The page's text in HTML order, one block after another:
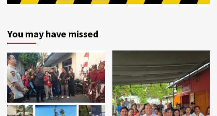
You may have missed